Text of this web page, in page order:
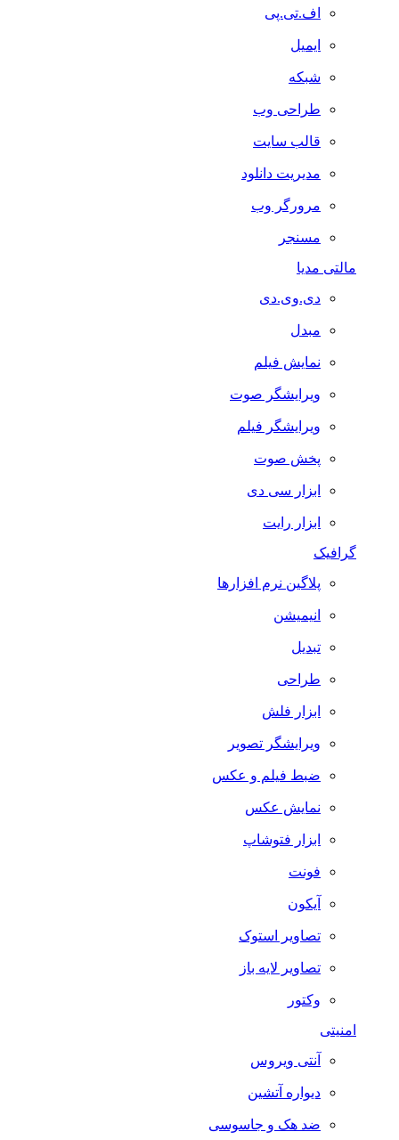
اف.تی.پی
ایمیل
شبکه
طراحی وب
قالب سایت
مدیریت دانلود
مرورگر وب
مسنجر
مالتی مدیا
دی.وی.دی
مبدل
نمایش فیلم
ویرایشگر صوت
ویرایشگر فیلم
پخش صوت
ابزار سی دی
ابزار رایت
گرافیک
پلاگین نرم افزارها
انیمیشن
تبدیل
طراحی
ابزار فلش
ویرایشگر تصویر
ضبط فيلم و عكس
نمایش عکس
ابزار فتوشاپ
فونت
آیکون
تصاویر استوک
تصاویر لایه باز
وکتور
امنیتی
آنتی ویروس
دیواره آتشین
ضد هک و جاسوسی